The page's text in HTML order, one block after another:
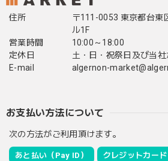
住所
〒111-0053 東京都台東
ル1F
営業時間
10:00～18:00
定休日
土・日・祝祭日及び当
E-mail
algernon-
お支払い方法について
次の方法がご利用頂けます。
あと払い（Pay ID） クレジットカード